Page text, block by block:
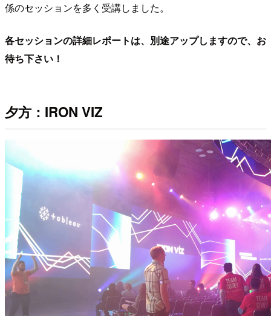
係のセッションを多く受講しました。
各セッションの詳細レポートは、別途アップしますので、お
待ち下さい！
夕方：IRON VIZ